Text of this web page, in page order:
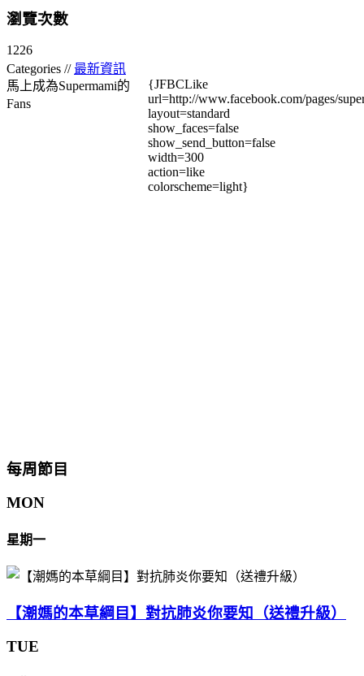
瀏覽次數
1226
Categories // 最新資訊
馬上成為Supermami的
Fans
{JFBCLike
url=http://www.facebook.com/pages/
layout=standard
show_faces=false
show_send_button=false
width=300
action=like
colorscheme=light}
每周節目
MON
星期一
【潮媽的本草綱目】對抗肺炎你要知（送禮升級）
TUE